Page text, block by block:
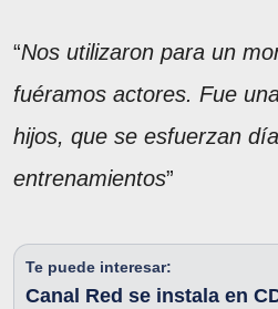
“Nos utilizaron para un
fuéramos actores. Fue
hijos, que se esfuerzan
entrenamientos”
Te puede interesar:
Canal Red se instala en